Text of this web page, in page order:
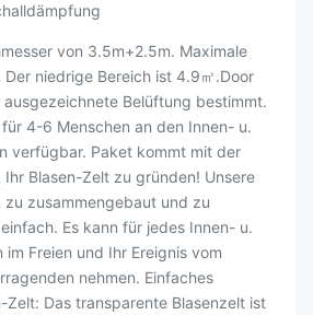
von 3.5m+2.5m. Maximale
niedrige Bereich ist 4.9㎡.Door
ausgezeichnete Belüftung bestimmt.
4-6 Menschen an den Innen- u.
verfügbar. Paket kommt mit der
Blasen-Zelt zu gründen! Unsere
zu zusammengebaut und zu
Es kann für jedes Innen- u.
Freien und Ihr Ereignis vom
nehmen. Einfaches
Zelt: Das transparente Blasenzelt ist